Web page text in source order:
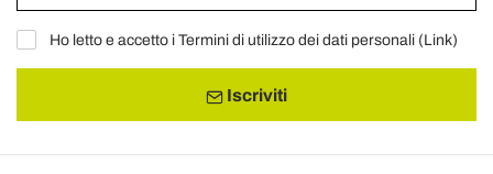
Ho letto e accetto i Termini di utilizzo dei dati personali (Link)
Iscriviti